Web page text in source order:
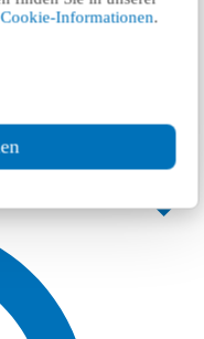
Cookie-Informationen.